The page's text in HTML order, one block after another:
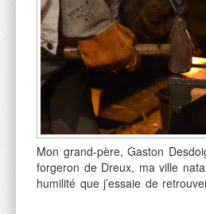
Mon grand-père, Gaston
forgeron de Dreux, ma ville
humilité que j’essaie de